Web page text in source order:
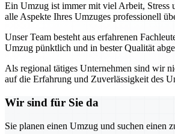
Ein Umzug ist immer mit viel Arbeit, Stress
alle Aspekte Ihres Umzuges professionell
Unser Team besteht aus erfahrenen
Umzug pünktlich und in bester Qualität
Als regional tätiges Unternehmen sind wir
auf die Erfahrung und Zuverlässigkeit des
Wir sind für Sie da
Sie planen einen Umzug und suchen einen